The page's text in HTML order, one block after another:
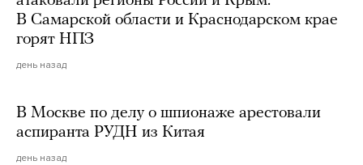
В Самарской области и Краснодарском крае
горят НПЗ
день назад
В Москве по делу о шпионаже арестовали
аспиранта РУДН из Китая
день назад